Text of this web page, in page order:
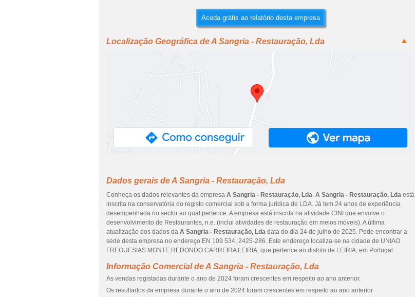
Aceda grátis ao relatório desta empresa
Localização Geográfica de A Sangria - Restauração, Lda
Dados gerais de A Sangria - Restauração, Lda
Conheça os dados relevantes da empresa A Sangria - Restauração, Lda. A Sangria - Restauração, Lda está
inscrita na conservatória do registo comercial sob a forma jurídica de LDA. Já tem 24 anos de experiência
desempenhada no sector ao qual pertence. A empresa está inscrita na atividade CINI que envolve o
desenvolvimento de Restaurantes, n.e. (inclui atividades de restauração em meios móveis). A última
atualização dos dados da A Sangria - Restauração, Lda data do dia 24 de julho de 2025. Pode encontrar a
sede desta empresa no endereço EN 109 534, 2425-286. Este endereço localiza-se na cidade de UNIAO
FREGUESIAS MONTE REDONDO CARREIRA LEIRIA, que pertence ao distrito de LEIRIA, em Portugal.
Informação Comercial de A Sangria - Restauração, Lda
As vendas registadas durante o ano de 2024 foram crescentes em respeito ao ano anterior.
Os resultados da empresa durante o ano de 2024 foram crescentes em respeito ao ano anterior.